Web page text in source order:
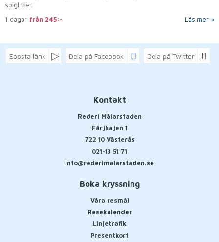
solglitter.
1 dagar från 245:- Läs mer
Eposta länk Dela på Facebook Dela på Twitter
Kontakt
Rederi Mälarstaden
Färjkajen 1
722 10 Västerås
021-13 51 71
info@rederimalarstaden.se
Boka kryssning
Våra resmål
Resekalender
Linjetrafik
Presentkort